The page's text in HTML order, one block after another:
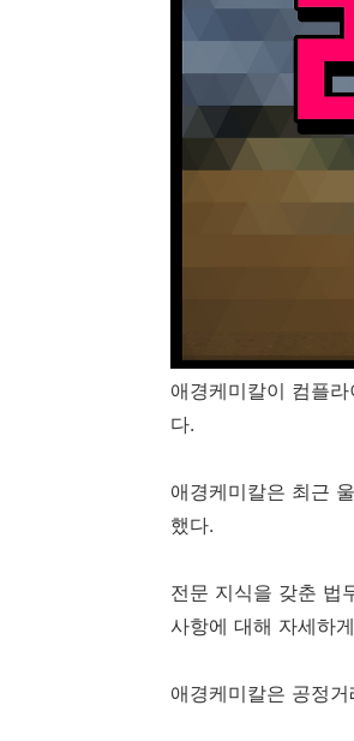
애경케미칼이 컴플
다.
애경케미칼은 최근
했다.
전문 지식을 갖춘 법
사항에 대해 자세하
애경케미칼은 공정